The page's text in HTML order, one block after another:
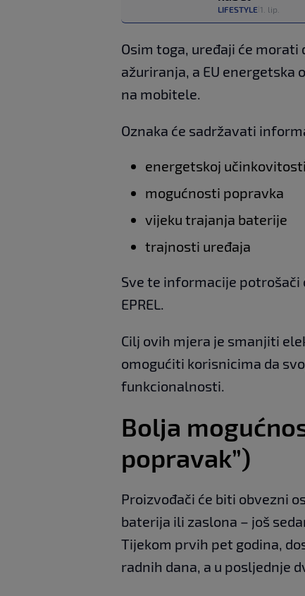
LIFESTYLE 1. lip.
Osim toga, uređaji će
ažuriranja, a EU energetska
na mobitele.
Oznaka će sadržavati
energetskoj učinkovitosti
mogućnosti popravka
vijeku trajanja baterije
trajnosti uređaja
Sve te informacije potrošači
EPREL.
Cilj ovih mjera je smanjiti
omogućiti korisnicima da
funkcionalnosti.
Bolja
popravak”)
Proizvođači će biti obvezni
baterija ili zaslona – još
Tijekom prvih pet godina,
radnih dana, a u posljednje